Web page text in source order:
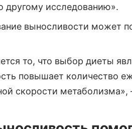
другому исследованию».
выносливости может
то, что выбор диеты
повышает количество
скорости метаболизма»,